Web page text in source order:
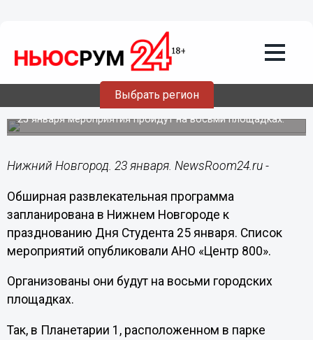
Выбрать регион
Опубликована программа
празднования Дня Студента в Нижнем
25 января мероприятия пройдут на восьми площадках.
Нижний Новгород. 23 января. NewsRoom24.ru -
Обширная развлекательная программа
запланирована в Нижнем Новгороде к
празднованию Дня Студента 25 января. Список
мероприятий опубликовали АНО «Центр 800».
Организованы они будут на восьми городских
площадках.
Так, в Планетарии 1, расположенном в парке